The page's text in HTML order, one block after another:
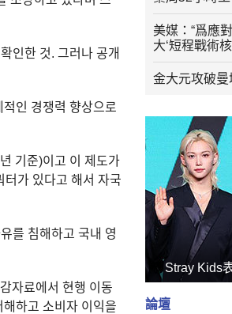
인한 것. 그러나 공개
인 경쟁력 향상으로
기준)이고 이 제도가
가 있다고 해서 자국
를 침해하고 국내 영
자료에서 현행 이동
하고 소비자 이익을
美媒：“爲應
大‘短程戰術
金大元攻破曼
Stray Kids
論壇